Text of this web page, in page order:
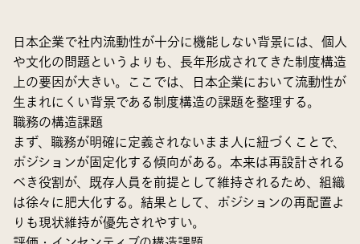
日本企業で社内流動性が十分に機能しない背景には、個人
や文化の問題というよりも、長年形成されてきた制度構造
上の要因が大きい。ここでは、日本企業において流動性が
生まれにくい背景である制度構造の課題を整理する。
職務の構造課題
まず、職務が明確に定義されないまま人に紐づくことで、
ポジションが固定化する傾向がある。本来は再設計される
べき役割が、既存人員を前提として維持されるため、組織
は徐々に肥大化する。結果として、ポジションの再配置よ
りも現状維持が優先されやすい。